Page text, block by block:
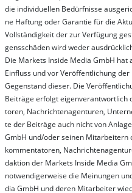
die in­di­vi­du­el­len Be­dür­fnis­se
ne Haf­tung oder Ga­ran­tie für die
Vol­lständ­ig­keit der zur Ver­fü­gung
gens­schä­den wird we­der
Die Mar­kets In­side Me­dia GmbH
Ein­fluss und vor Ver­öf­fent­lich­ung
Ge­gen­stand die­ser. Die
Bei­trä­ge er­folgt ei­gen­ver­ant­wort­lich
tor­en, Nach­richt­en­ag­en­tur­en,
te der Bei­trä­ge auch nicht von
GmbH und/oder sei­nen
kom­men­ta­tor­en,
dak­tion der Mar­kets In­side Me­dia
not­wen­di­ger­wei­se die Mei­nung­en
dia GmbH und de­ren Mit­ar­bei­ter